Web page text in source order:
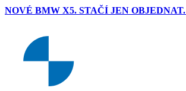
NOVÉ BMW X5. STAČÍ JEN OBJEDNAT.